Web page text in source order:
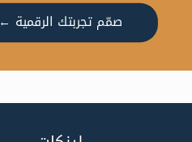
صمّم تجربتك الرقمية ←